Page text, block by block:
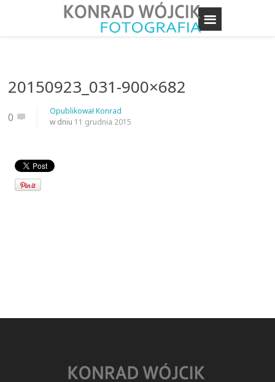
20150923_031-900×682
0 OpublikowałKonrad
w dniu 11 grudnia 2015